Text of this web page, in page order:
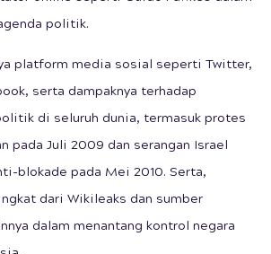
politik.
platform media sosial seperti Twitter,
serta dampaknya terhadap
di seluruh dunia, termasuk protes
pada Juli 2009 dan serangan Israel
blokade pada Mei 2010. Serta,
dari Wikileaks dan sumber
dalam menantang kontrol negara